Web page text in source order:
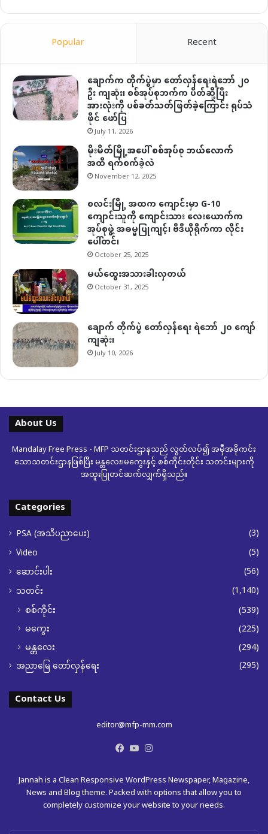
Popular Recent
ချောက်က တိုက်ပွဲမှာ တော်လှန်ရေးရဲဘော် ၂၀
ဦး ကျဆုံး၊ စစ်အုပ်စုဘက်က ပိတ်ဆို့ပြီး
အားလုံးကို ပစ်ခတ်သတ်ဖြတ်ခဲ့ကြောင်း ရုပ်သံ
ဖိုင် ဖော်ပြ
July 11, 2026
မိုးမိတ်မြို့အပေါ် စစ်အုပ်စု ဘယ်လောက်
အထိ ရက်စက်ခဲ့လဲ
November 12, 2025
စလင်းမြို့ အထက ကျောင်းမှာ G-10
ကျောင်းသူကို ကျောင်းသား လေးယောက်က
အုပ်စုဖွဲ့ အဓမ္မပြုကျင့်၊ ဗီဒီယိုရိုက်ကာ လိုင်း
ပေါ်တင်၊
October 25, 2025
မယ်ထွေးအသားခါးလှတယ်
October 31, 2025
ချောက် တိုက်ပွဲ တော်လှန်ရေး ရဲဘော် ၂၀ ကျော်
ကျဆုံး၊
July 10, 2026
About Us
Mandalay Free Press - MFP သတင်းဌာနသည် လွတ်လပ်၍ အမှီအခိုကင်း
သောသတင်းဌာနဖြစ်ပြီး မန္တလေး၊မကွေးနှင့် စစ်ကိုင်းတိုင်း သတင်းများကို
အထူးပြုတင်ဆက်လျှက်ရှိသည်။
Categories
PSA (အသိပညာပေး)
(3)
Video
(5)
ဆောင်းပါး
(56)
သတင်း
(1,140)
စစ်ကိုင်း
(539)
မကွေး
(225)
မန္တလေး
(294)
အညာမြေ တော်လှန်ရေး (295)
Contact Us
editor@mfp-mm.com
Facebook
YouTube
Jannah is a Clean Responsive WordPress Newspaper, Magazine,
News and Blog theme. Packed with options that allow you to
completely customize your website to your needs.